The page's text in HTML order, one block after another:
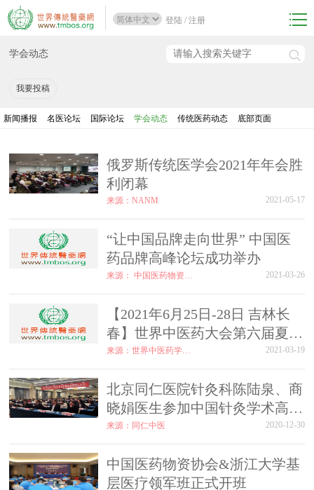
登陆 / 注册
学会动态
我要投稿
新闻播报 名医论坛 国际论坛 学会动态 传统医药动态 底部页面
俄罗斯传统医学会2021年年会胜
利闭幕
来源：NANM 2021-05-17
“让中国品牌走向世界” 中国医
药品牌高峰论坛成功举办
来源： 中国医药物资协会 2021-03-26
【2021年6月25日-28日 吉林长
春】世界中医药大会第六届夏季
峰会
来源：世界中医药学会联合会 2021-03-19
北京同仁医院针灸科陈陆泉、商
晓娟医生参加中国针灸学术高峰
论坛暨中国针灸学会青年委员会
第一届委员会换届会议
来源：同仁中医 2020-12-30
中国医药物资协会&浙江大学基
层医疗领军班正式开班